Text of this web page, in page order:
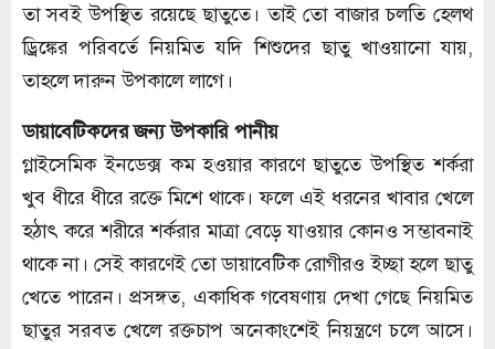
তা সবই উপস্থিত রয়েছে ছাতুতে। তাই তো বাজার চলতি হেলথ
ড্রিঙ্কের পরিবর্তে নিয়মিত যদি শিশুদের ছাতু খাওয়ানো যায়,
তাহলে দারুন উপকালে লাগে।
ডায়াবেটিকদের জন্য উপকারি পানীয়
গ্লাইসেমিক ইনডেক্স কম হওয়ার কারণে ছাতুতে উপস্থিত শর্করা
খুব ধীরে ধীরে রক্তে মিশে থাকে। ফলে এই ধরনের খাবার খেলে
হঠাৎ করে শরীরে শর্করার মাত্রা বেড়ে যাওয়ার কোনও সম্ভাবনাই
থাকে না। সেই কারণেই তো ডায়াবেটিক রোগীরও ইচ্ছা হলে ছাতু
খেতে পারেন। প্রসঙ্গত, একাধিক গবেষণায় দেখা গেছে নিয়মিত
ছাতুর সরবত খেলে রক্তচাপ অনেকাংশেই নিয়ন্ত্রণে চলে আসে।